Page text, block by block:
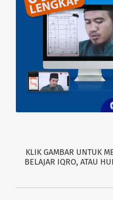
KLIK GAMBAR UNTUK
BELAJAR IQRO, ATAU